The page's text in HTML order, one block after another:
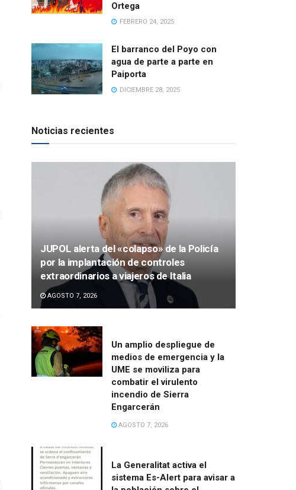
Ortega
FEBRERO 24, 2025
El barranco del Poyo con
agua de parte a parte en
Paiporta
DICIEMBRE 28, 2025
Noticias recientes
JUPOL alerta del «colapso» de la Policía
por la implantación de controles
extraordinarios a viajeros de Italia
AGOSTO 7, 2026
Un amplio despliegue de
medios de emergencia y la
UME se moviliza para
combatir el virulento
incendio de Sierra
Engarcerán
AGOSTO 7, 2026
La Generalitat activa el
sistema Es-Alert para avisar a